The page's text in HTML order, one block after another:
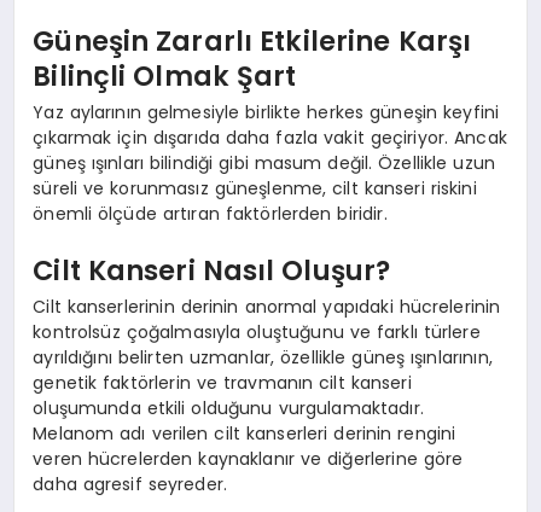
Güneşin Zararlı Etkilerine Karşı
Bilinçli Olmak Şart
Yaz aylarının gelmesiyle birlikte herkes güneşin keyfini
çıkarmak için dışarıda daha fazla vakit geçiriyor. Ancak
güneş ışınları bilindiği gibi masum değil. Özellikle uzun
süreli ve korunmasız güneşlenme, cilt kanseri riskini
önemli ölçüde artıran faktörlerden biridir.
Cilt Kanseri Nasıl Oluşur?
Cilt kanserlerinin derinin anormal yapıdaki hücrelerinin
kontrolsüz çoğalmasıyla oluştuğunu ve farklı türlere
ayrıldığını belirten uzmanlar, özellikle güneş ışınlarının,
genetik faktörlerin ve travmanın cilt kanseri
oluşumunda etkili olduğunu vurgulamaktadır.
Melanom adı verilen cilt kanserleri derinin rengini
veren hücrelerden kaynaklanır ve diğerlerine göre
daha agresif seyreder.